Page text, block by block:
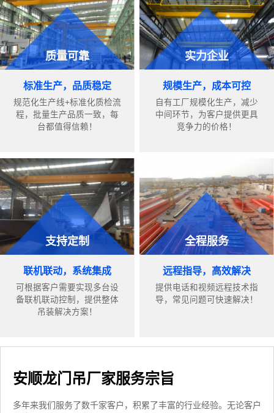
质量可靠
标准生产，品质稳定
规范化生产线+标准化质检流
程，批量生产品质一致，每
台都值得信赖！
实力企业
规模生产，成本可控
自有工厂规模化生产，减少
中间环节，为客户提供更具
竞争力的价格！
支持定制
联机联动，系统集成
可根据客户需要实现多台设
备联机联动控制，提供整体
吊装解决方案！
全程服务
远程指导，高效解决
提供电话和视频远程技术指
导，常见问题可快速解决！
安顺龙门吊厂家服务宗旨
多年来我们服务了数千家客户，积累了丰富的行业经验。无论客户